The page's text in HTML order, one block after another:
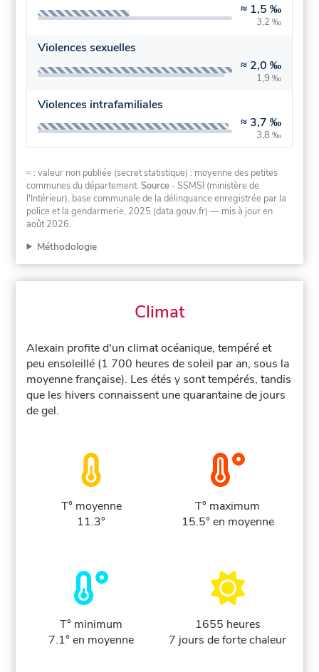
≈ 1,5 ‰
3,2 ‰
Violences sexuelles
≈ 2,0 ‰
1,9 ‰
Violences intrafamiliales
≈ 3,7 ‰
3,8 ‰
≈ : valeur non publiée (secret statistique) : moyenne des petites
communes du département.Source - SSMSI (ministère de
l'Intérieur), base communale de la délinquance enregistrée par la
police et la gendarmerie, 2025 (data.gouv.fr) — mis à jour en
août 2026.
Méthodologie
Climat
Alexain profite d'un climat océanique, tempéré et
peu ensoleillé (1 700 heures de soleil par an, sous la
moyenne française). Les étés y sont tempérés, tandis
que les hivers connaissent une quarantaine de jours
de gel.
T° moyenne
11.3°
T° maximum
15.5° en moyenne
T° minimum
7.1° en moyenne
1655 heures
7 jours de forte chaleur